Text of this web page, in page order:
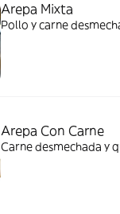
Arepa Mixta
Pollo y carne
Arepa Con Carne
Carne desmechada y